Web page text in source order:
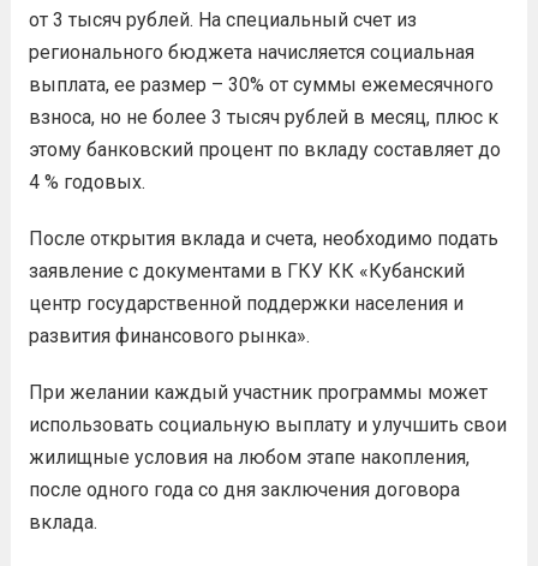
от 3 тысяч рублей. На специальный счет из
регионального бюджета начисляется социальная
выплата, ее размер – 30% от суммы ежемесячного
взноса, но не более 3 тысяч рублей в месяц, плюс к
этому банковский процент по вкладу составляет до
4 % годовых.
После открытия вклада и счета, необходимо подать
заявление с документами в ГКУ КК «Кубанский
центр государственной поддержки населения и
развития финансового рынка».
При желании каждый участник программы может
использовать социальную выплату и улучшить свои
жилищные условия на любом этапе накопления,
после одного года со дня заключения договора
вклада.